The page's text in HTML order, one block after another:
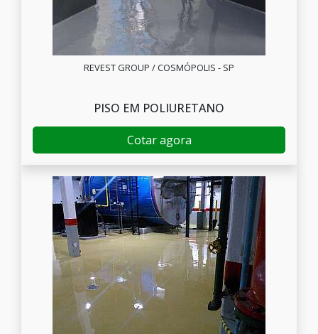
REVEST GROUP / COSMÓPOLIS - SP
PISO EM POLIURETANO
Cotar agora